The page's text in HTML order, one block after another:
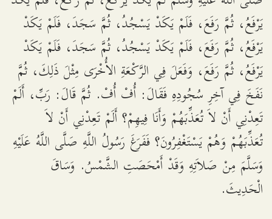
يَرْفَعُ، ثُمَّ رَفَعَ، فَلَمْ يَكَدْ يَسْجُدُ، ثُمَّ سَجَدَ، فَلَمْ يَكَدْ
يَرْفَعُ، ثُمَّ رَفَعَ، فَلَمْ يَكَدْ يَسْجُدُ، ثُمَّ سَجَدَ، فَلَمْ يَكَدْ
يَرْفَعُ، ثُمَّ رَفَعَ، وَفَعَلَ فِي الرَّكْعَةِ الأُخْرَى مِثْلَ ذَلِكَ، ثُمَّ
نَفَخَ فِي آخِرِ سُجُودِهِ فَقَالَ: أُفْ أُفْ. ثُمَّ قَالَ: رَبِّ، أَلَمْ
تَعِدْنِي أَنْ لاَ تُعَذِّبَهُمْ وَأَنَا فِيهِمْ؟ أَلَمْ تَعِدْنِي أَنْ لاَ
تُعَذِّبَهُمْ وَهُمْ يَسْتَغْفِرُونَ؟ فَفَرَغَ رَسُولُ اللَّهِ صَلَّى اللَّهُ عَلَيْهِ
وَسَلَّمَ مِنْ صَلاَتِهِ وَقَدْ أَمْحَصَتِ الشَّمْسُ. وَسَاقَ
الْحَدِيثَ.